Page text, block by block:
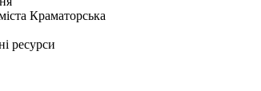
Краматорська
ресурси